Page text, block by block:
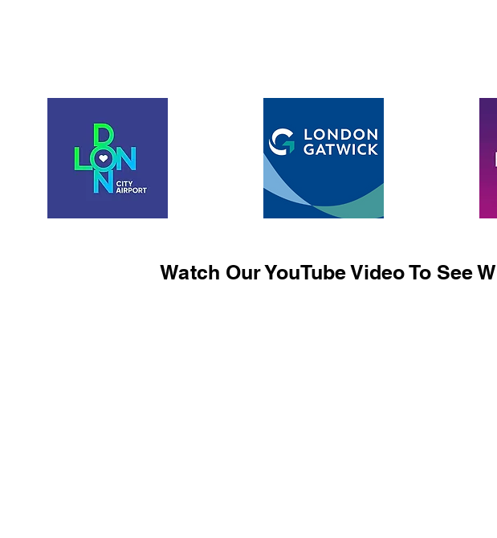
Watch Our YouTube Video To See